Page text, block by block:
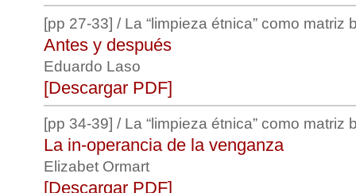
[pp 27-33] / La “limpieza étnica” como matriz
Antes y después
Eduardo Laso
[Descargar PDF]
[pp 34-39] / La “limpieza étnica” como matriz
La in-operancia de la venganza
Elizabet Ormart
[Descargar PDF]